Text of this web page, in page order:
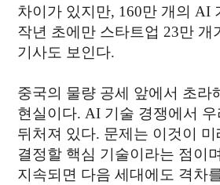
차이가 있지만, 160만 개의 AI
작년 초에만 스타트업 23만 개
기사도 보인다.
중국의 물량 공세 앞에서 초라
현실이다. AI 기술 경쟁에서 우
뒤처져 있다. 문제는 이것이
결정할 핵심 기술이라는 점이
지속되면 다음 세대에도 격차